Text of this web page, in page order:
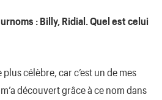
: Billy, Ridial. Quel est celui
célèbre, car c’est un de mes
découvert grâce à ce nom dans